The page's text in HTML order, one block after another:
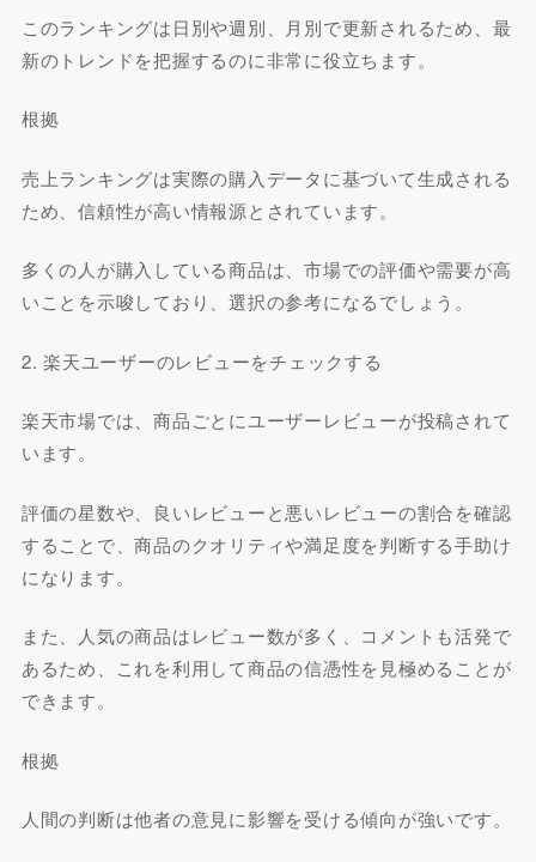
このランキングは日別や週別、月別で更新されるため、最
新のトレンドを把握するのに非常に役立ちます。
根拠
売上ランキングは実際の購入データに基づいて生成される
ため、信頼性が高い情報源とされています。
多くの人が購入している商品は、市場での評価や需要が高
いことを示唆しており、選択の参考になるでしょう。
2. 楽天ユーザーのレビューをチェックする
楽天市場では、商品ごとにユーザーレビューが投稿されて
います。
評価の星数や、良いレビューと悪いレビューの割合を確認
することで、商品のクオリティや満足度を判断する手助け
になります。
また、人気の商品はレビュー数が多く、コメントも活発で
あるため、これを利用して商品の信憑性を見極めることが
できます。
根拠
人間の判断は他者の意見に影響を受ける傾向が強いです。